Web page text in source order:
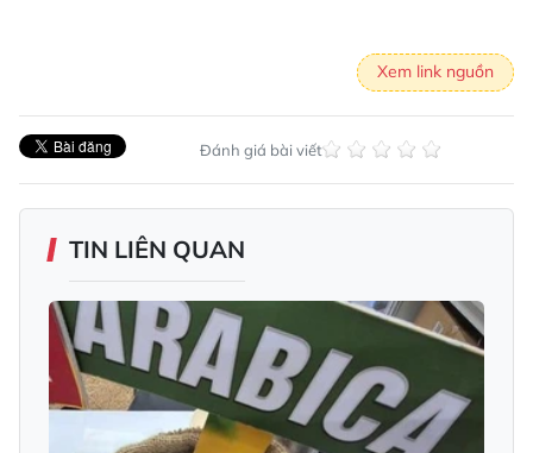
Xem link nguồn
Đánh giá bài viết
TIN LIÊN QUAN